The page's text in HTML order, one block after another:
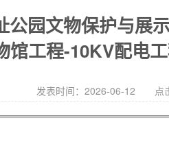
公园文物保护与展
馆工程-10KV配电
发表时间：2026-06-12 点